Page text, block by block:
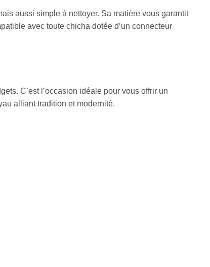
aussi simple à nettoyer. Sa matière vous garantit
avec toute chicha dotée d’un connecteur
C’est l’occasion idéale pour vous offrir un
alliant tradition et modernité.